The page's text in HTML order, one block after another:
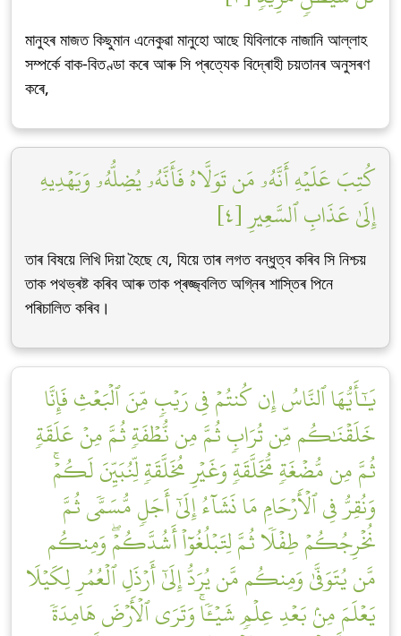
মানুহৰ মাজত কিছুমান এনেকুৱা মানুহো আছে যিবিলাকে নাজানি আল্লাহ
সম্পৰ্কে বাক-বিতণ্ডা কৰে আৰু সি প্ৰত্যেক বিদ্ৰোহী চয়তানৰ অনুসৰণ
কৰে,
كُتِبَ عَلَيۡهِ أَنَّهُۥ مَن تَوَلَّاهُ فَأَنَّهُۥ يُضِلُّهُۥ وَيَهۡدِيهِ
إِلَىٰ عَذَابِ ٱلسَّعِيرِ [٤]
তাৰ বিষয়ে লিখি দিয়া হৈছে যে, যিয়ে তাৰ লগত বন্ধুত্ব কৰিব সি নিশ্চয়
তাক পথভ্ৰষ্ট কৰিব আৰু তাক প্ৰজ্জ্বলিত অগ্নিৰ শাস্তিৰ পিনে
পৰিচালিত কৰিব।
يَٰٓأَيُّهَا ٱلنَّاسُ إِن كُنتُمۡ فِي رَيۡبٖ مِّنَ ٱلۡبَعۡثِ فَإِنَّا
خَلَقۡنَٰكُم مِّن تُرَابٖ ثُمَّ مِن نُّطۡفَةٖ ثُمَّ مِنۡ عَلَقَةٖ
ثُمَّ مِن مُّضۡغَةٖ مُّخَلَّقَةٖ وَغَيۡرِ مُخَلَّقَةٖ لِّنُبَيِّنَ لَكُمۡۚ
وَنُقِرُّ فِي ٱلۡأَرۡحَامِ مَا نَشَآءُ إِلَىٰٓ أَجَلٖ مُّسَمّٗى ثُمَّ
نُخۡرِجُكُمۡ طِفۡلٗا ثُمَّ لِتَبۡلُغُوٓاْ أَشُدَّكُمۡۖ وَمِنكُم
مَّن يُتَوَفَّىٰ وَمِنكُم مَّن يُرَدُّ إِلَىٰٓ أَرۡذَلِ ٱلۡعُمُرِ لِكَيۡلَا
يَعۡلَمَ مِنۢ بَعۡدِ عِلۡمٖ شَيۡـٔٗاۚ وَتَرَى ٱلۡأَرۡضَ هَامِدَةٗ